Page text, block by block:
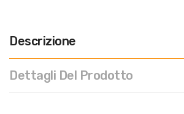
Descrizione
Dettagli Del Prodotto